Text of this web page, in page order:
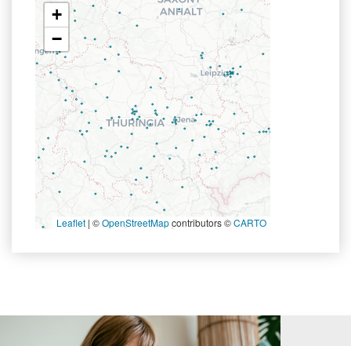
+
−
Leaflet | ©OpenStreetMapcontributors ©CARTO